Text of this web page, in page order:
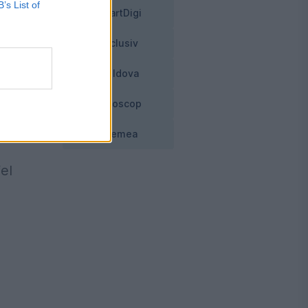
List of
SmartDigi
Exclusiv
Moldova
Horoscop
Vremea